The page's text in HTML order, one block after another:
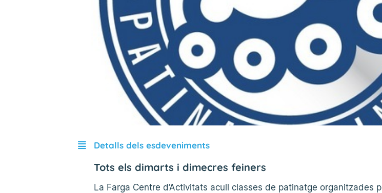
Detalls dels esdeveniments
Tots els dimarts i dimecres feiners
La Farga Centre d’Activitats acull classes de patinatge organitzades